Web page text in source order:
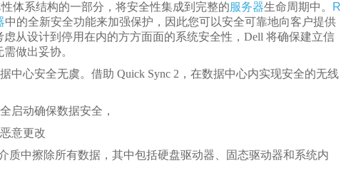
体系结构的一部分，将安全性集成到完整的服务器生命周期中。
R
中的全新安全功能来加强保护，因此您可以安全可靠地向客户提供
从设计到停用在内的方方面面的系统安全性，Dell 将确保建立信
做出妥协。
中心安全无虞。借助 Quick Sync 2，在数据中心内实现安全的无线
启动确保数据安全，
意更改
质中擦除所有数据，其中包括硬盘驱动器、固态驱动器和系统内